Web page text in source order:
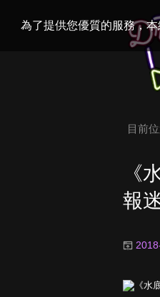
為了提供您優質的服務，
目前位
《
報